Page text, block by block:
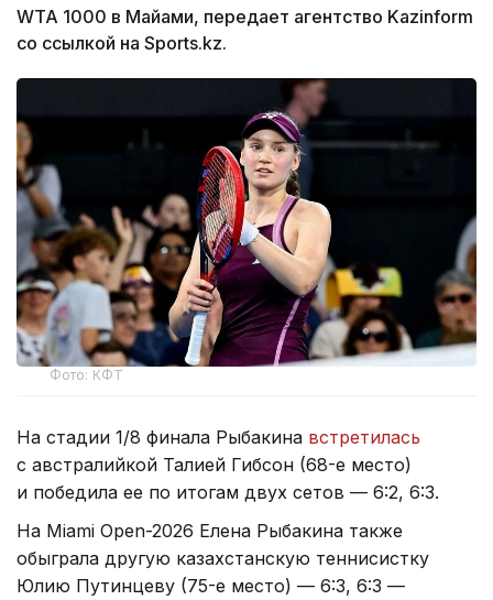
WTA 1000 в Майами, передает агентство Kazinform
со ссылкой на Sports.kz.
Фото: КФТ
На стадии 1/8 финала Рыбакина встретилась
с австралийкой Талией Гибсон (68-е место)
и победила ее по итогам двух сетов — 6:2, 6:3.
На Miami Open-2026 Елена Рыбакина также
обыграла другую казахстанскую теннисистку
Юлию Путинцеву (75-е место) — 6:3, 6:3 —